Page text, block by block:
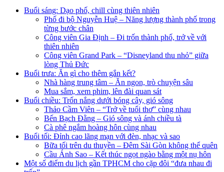
Buổi sáng: Dạo phố, chill cùng thiên nhiên
Phố đi bộ Nguyễn Huệ – Năng lượng thành phố trong
từng bước chân
Công viên Gia Định – Đi trốn thành phố, trở về với
thiên nhiên
Công viên Grand Park – “Disneyland thu nhỏ” giữa
lòng Thủ Đức
Buổi trưa: Ăn gì cho thêm gắn kết?
Nhà hàng trung tâm – Ăn ngon, trò chuyện sâu
Mua sắm, xem phim, lên đài quan sát
Buổi chiều: Trốn nắng dưới bóng cây, gió sông
Thảo Cầm Viên – “Trở về tuổi thơ” cùng nhau
Bến Bạch Đằng – Gió sông và ánh chiều tà
Cà phê ngắm hoàng hôn cùng nhau
Buổi tối: Đỉnh cao lãng mạn với đèn, nhạc và sao
Bữa tối trên du thuyền – Đêm Sài Gòn không thể quên
Cầu Ánh Sao – Kết thúc ngọt ngào bằng một nụ hôn
Một số điểm du lịch gần TPHCM cho cặp đôi “đưa nhau đi